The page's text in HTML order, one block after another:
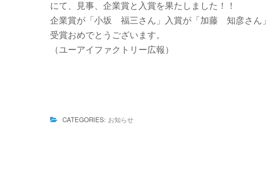
にて、見事、企業賞と入賞を果たしました！！
企業賞が「小坂 福三さん」入賞が「加藤 知彦さん
受賞おめでとうございます。
（ユーアイファクトリー広報）
CATEGORIES: お知らせ